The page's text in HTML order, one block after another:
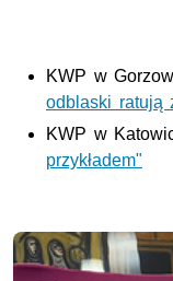
KWP w
odblaski ratują
KWP w
przykładem"